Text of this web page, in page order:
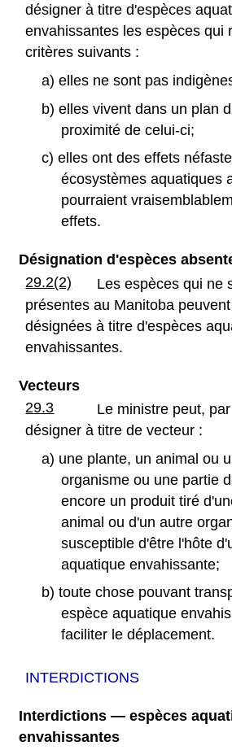
désigner à titre d'espèces
envahissantes les espèces qui
critères suivants :
a) elles ne sont pas
b) elles vivent dans un plan
proximité de celui-ci;
c) elles ont des effets
écosystèmes aquatiques
pourraient
effets.
Désignation d'espèces
29.2(2)
Les espèces qui ne
présentes au Manitoba
désignées à titre d'espèces
envahissantes.
Vecteurs
29.3
Le ministre peut,
désigner à titre de vecteur :
a) une plante, un animal ou
organisme ou une partie
encore un produit tiré
animal ou d'un autre
susceptible d'être l'hôte
aquatique envahissante;
b) toute chose pouvant
espèce aquatique
faciliter le déplacement.
INTERDICTIONS
Interdictions — espèces
envahissantes